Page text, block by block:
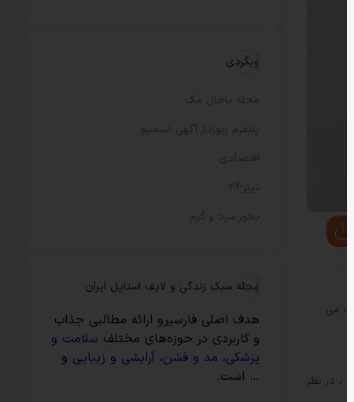
می
، در نظر
وبگردی
مجله باحال مگ
پلتفرم رپورتاژ آگهی تسمینو
اقتصادی
تیتر24
بخور سرد و گرم
مجله سبک زندگی و لایف استایل ایران
هدف اصلی فارسیرو ارائه مطالبی جذاب
و کاربردی در حوزه‌های مختلف سلامت و
پزشکی، مد و فشن، آرایشی و زیبایی و
… است.